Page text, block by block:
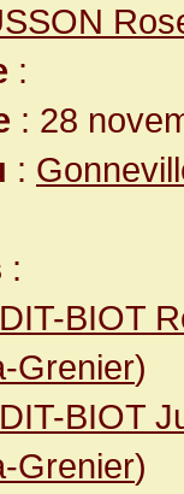
:
: 28
:
:
BIOT
Grenier)
BIOT
Grenier)